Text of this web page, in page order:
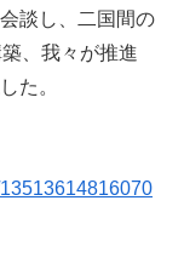
談し、二国間の
、我々が推進
た。